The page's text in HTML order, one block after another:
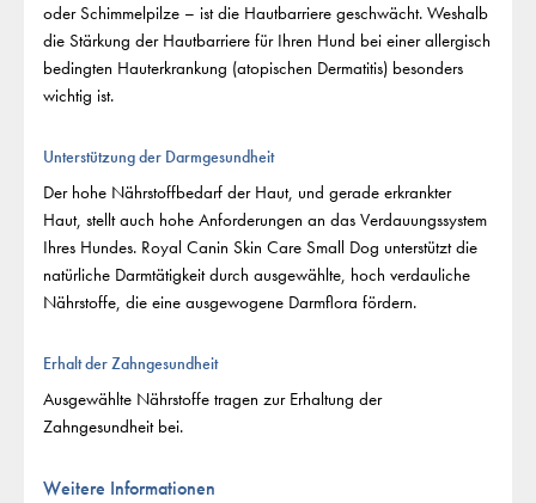
oder Schimmelpilze – ist die Hautbarriere geschwächt. Weshalb
die Stärkung der Hautbarriere für Ihren Hund bei einer allergisch
bedingten Hauterkrankung (atopischen Dermatitis) besonders
wichtig ist.
Unterstützung der Darmgesundheit
Der hohe Nährstoffbedarf der Haut, und gerade erkrankter
Haut, stellt auch hohe Anforderungen an das Verdauungssystem
Ihres Hundes. Royal Canin Skin Care Small Dog unterstützt die
natürliche Darmtätigkeit durch ausgewählte, hoch verdauliche
Nährstoffe, die eine ausgewogene Darmflora fördern.
Erhalt der Zahngesundheit
Ausgewählte Nährstoffe tragen zur Erhaltung der
Zahngesundheit bei.
Weitere Informationen